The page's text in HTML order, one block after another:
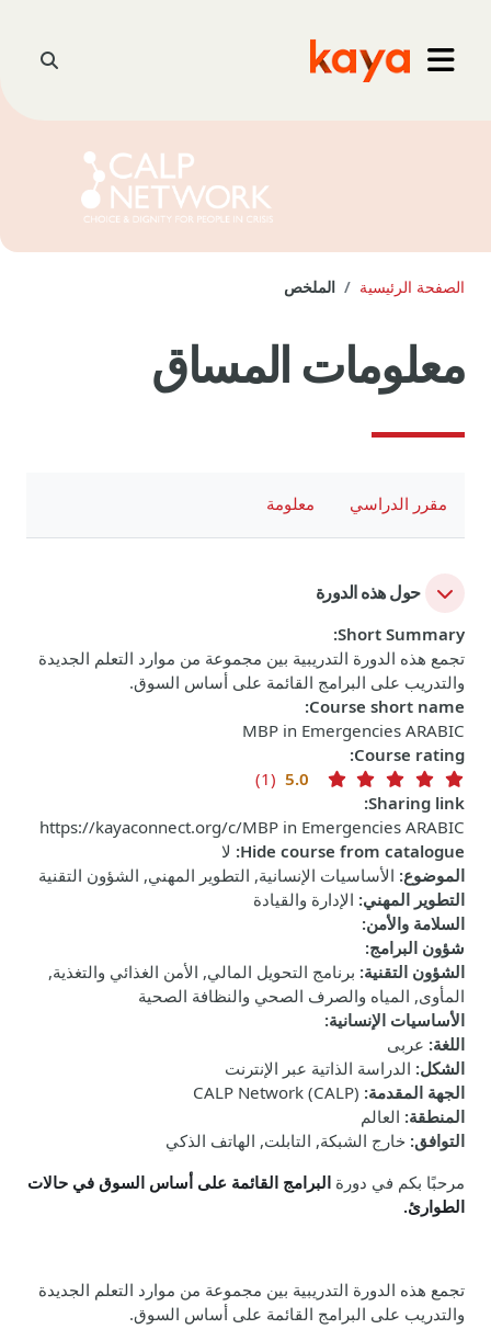
واجهة جانبية
Go to home تبديل
الصفحة الرئيسية الملخص
معلومات المساق
مقرر الدراسي معلومة
حول هذه الدورة
Short Summary
:
تجمع هذه الدورة التدريبية بين مجموعة من موارد التعلم الجديدة
والتدريب على البرامج القائمة على أساس السوق.
Course short name
:
MBP in Emergencies ARABIC
Course rating
:
5.0
(1)
Sharing link
:
https://kayaconnect.org/c/MBP in Emergencies ARABIC
Hide course from catalogue
: لا
الموضوع: الأساسيات الإنسانية, التطوير المهني, الشؤون التقنية
التطوير المهني: الإدارة والقيادة
السلامة والأمن:
شؤون البرامج:
الشؤون التقنية: برنامج التحويل المالي, الأمن الغذائي والتغذية,
المأوى, المياه والصرف الصحي والنظافة الصحية
الأساسيات الإنسانية:
اللغة: عربى
الشكل: الدراسة الذاتية عبر الإنترنت
الجهة المقدمة:
CALP Network (CALP)
المنطقة: العالم
التوافق: خارج الشبكة, التابلت, الهاتف الذكي
مرحبًا بكم في دورة البرامج القائمة على أساس السوق في حالات
الطوارئ.
تجمع هذه الدورة التدريبية بين مجموعة من موارد التعلم الجديدة
والتدريب على البرامج القائمة على أساس السوق.